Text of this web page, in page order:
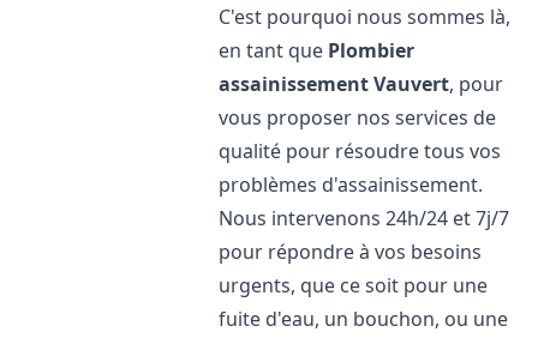
C'est pourquoi nous sommes là,
en tant que Plombier
assainissementVauvert, pour
vous proposer nos services de
qualité pour résoudre tous vos
problèmes d'assainissement.
Nous intervenons 24h/24 et 7j/7
pour répondre à vos besoins
urgents, que ce soit pour une
fuite d'eau, un bouchon, ou une